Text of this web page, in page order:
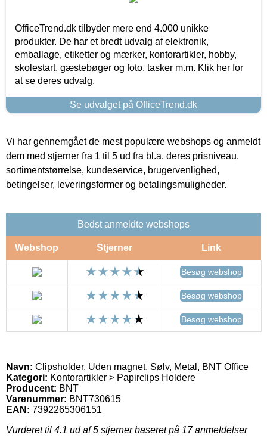
OfficeTrend.dk tilbyder mere end 4.000 unikke
produkter. De har et bredt udvalg af elektronik,
emballage, etiketter og mærker, kontorartikler, hobby,
skolestart, gæstebøger og foto, tasker m.m. Klik her for
at se deres udvalg.
Se udvalget på OfficeTrend.dk
Vi har gennemgået de mest populære webshops og anmeldt
dem med stjerner fra 1 til 5 ud fra bl.a. deres prisniveau,
sortimentstørrelse, kundeservice, brugervenlighed,
betingelser, leveringsformer og betalingsmuligheder.
Bedst anmeldte webshops
Webshop Stjerner Link
Besøg webshop
Besøg webshop
Besøg webshop
Navn: Clipsholder, Uden magnet, Sølv, Metal, BNT Office
Kategori: Kontorartikler > Papirclips Holdere
Producent: BNT
Varenummer: BNT730615
EAN: 7392265306151
Vurderet til 4.1 ud af 5 stjerner baseret på 17anmeldelser